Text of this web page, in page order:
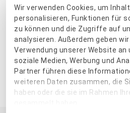
Wir verwenden Cookies, um
personalisieren, Funktionen für
zu können und die Zugriffe auf
analysieren. Außerdem geben
Verwendung unserer Website
soziale Medien, Werbung und
Partner führen diese
weiteren Daten zusammen, die
haben oder die sie im Rahmen
selbst in die
JETZT
Beitrag weiterempfehlen: